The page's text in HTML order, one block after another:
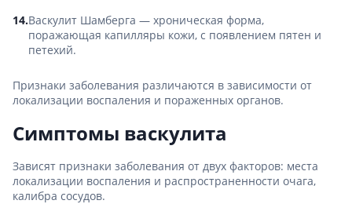
Васкулит Шамберга — хроническая форма,
поражающая капилляры кожи, с появлением пятен и
петехий.
Признаки заболевания различаются в зависимости от
локализации воспаления и пораженных органов.
Симптомы васкулита
Зависят признаки заболевания от двух факторов: места
локализации воспаления и распространенности очага,
калибра сосудов.